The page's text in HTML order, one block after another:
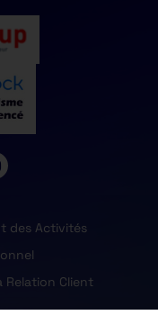
des Activités
Relation Client